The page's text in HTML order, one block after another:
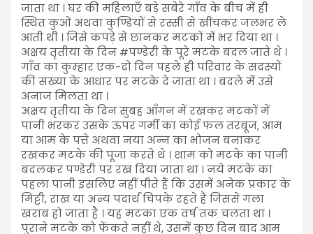
जाता था । घर की महिलाएँ बड़े सबेरे गाँव के बीच में ही
स्थित कुओं अथवा कुण्डियों से रस्सी से खींचकर जलभर ले
आती थी । जिसे कपड़े से छानकर मटकों में भर दिया था ।
अक्षय तृतीया के दिन #पण्डेरी के पूरे मटके बदल जाते थे ।
गाँव का कुम्हार एक-दो दिन पहले ही परिवार के सदस्यों
की संख्या के आधार पर मटके दे जाता था । बदले में उसे
अनाज मिलता था ।
अक्षय तृतीया के दिन सुबह आँगन में रखकर मटकों में
पानी भरकर उसके ऊपर गर्मी का कोई फल तरबूज, आम
या आम के पत्ते अथवा नया अन्न का भोजन बनाकर
रखकर मटके की पूजा करते थे । शाम को मटके का पानी
बदलकर पण्डेरी पर रख दिया जाता था । नये मटके का
पहला पानी इसलिए नहीं पीते हैं कि उसमें अनेक प्रकार के
मिट्टी, राख या अन्य पदार्थ चिपके रहते हैं जिससे गला
खराब हो जाता है । यह मटका एक वर्ष तक चलता था ।
पुराने मटके को फेंकते नहीं थे, उसमें कुछ दिन बाद आम